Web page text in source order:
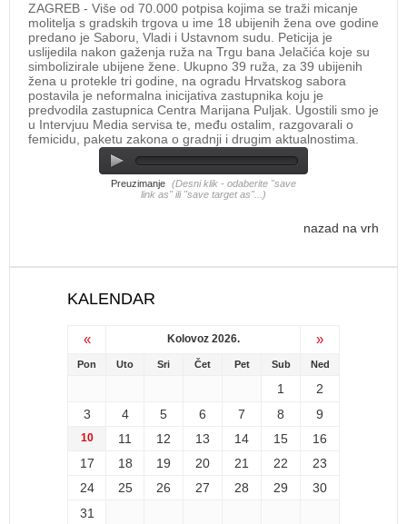
ZAGREB - Više od 70.000 potpisa kojima se traži micanje
molitelja s gradskih trgova u ime 18 ubijenih žena ove godine
predano je Saboru, Vladi i Ustavnom sudu. Peticija je
uslijedila nakon gaženja ruža na Trgu bana Jelačića koje su
simbolizirale ubijene žene. Ukupno 39 ruža, za 39 ubijenih
žena u protekle tri godine, na ogradu Hrvatskog sabora
postavila je neformalna inicijativa zastupnika koju je
predvodila zastupnica Centra Marijana Puljak. Ugostili smo je
u Intervjuu Media servisa te, među ostalim, razgovarali o
femicidu, paketu zakona o gradnji i drugim aktualnostima.
Preuzimanje (Desni klik - odaberite "save
link as" ili "save target as"...)
nazad na vrh
KALENDAR
« Kolovoz 2026. »
Pon Uto Sri Čet Pet Sub Ned
1
2
3
4 5 6 7 8 9
10 11 12 13 14 15
16
17
18 19 20 21 22
23
24
25 26 27 28 29
30
31